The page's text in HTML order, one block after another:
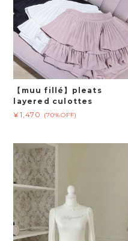
【muu fillé】pleats
layered culottes
¥1,470
(70%OFF)